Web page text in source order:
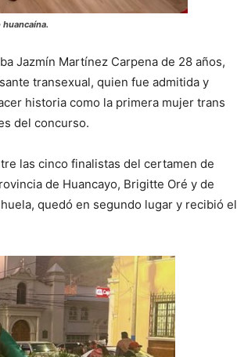
Jazmín Martínez Carpena de 28 años,
transexual, quien fue admitida y
historia como la primera mujer trans
del concurso.
las cinco finalistas del certamen de
de Huancayo, Brigitte Oré y de
quedó en segundo lugar y recibió el